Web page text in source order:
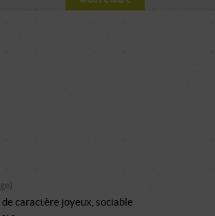
caractère joyeux, sociable